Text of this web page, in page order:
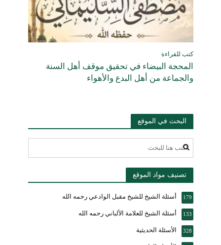
كتب للقراءة
المحجة البيضاء في تحقيق موقف أهل السنة
والجماعة من أهل البدع والأهواء
البحث في الموقع
تصنيف مواد الموقع
أسئلة الشيخ للشيخ مقبل الوادعي رحمه الله 179
أسئلة الشيخ للعلامة الألباني رحمه الله 133
الأسئلة الحديثية 328